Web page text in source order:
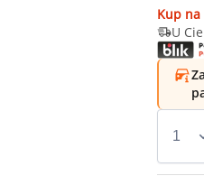
Kup
U